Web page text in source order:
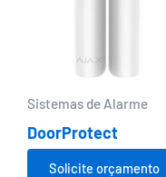
Sistemas de Alarme
DoorProtect
Solicite orçamento